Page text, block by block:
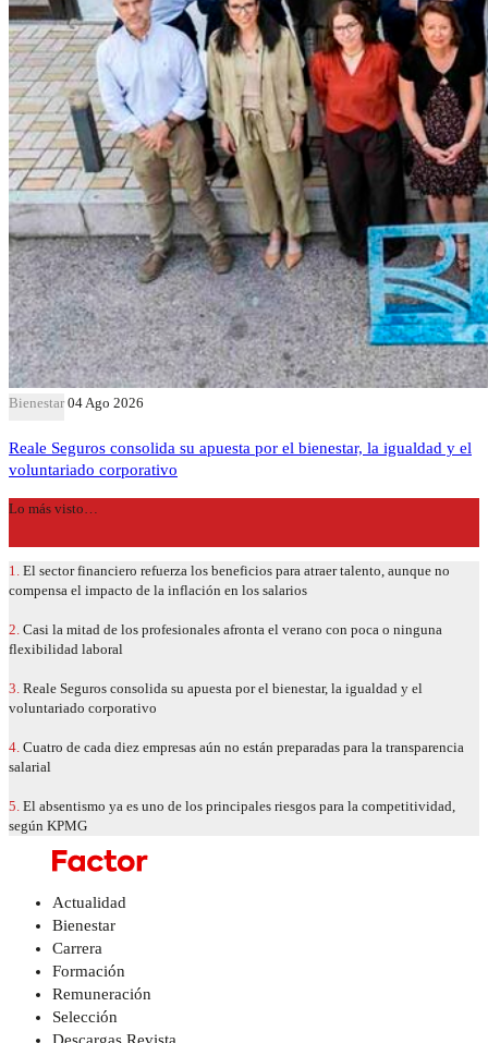
Bienestar 04 Ago 2026
Reale Seguros consolida su apuesta por el bienestar, la igualdad y el
voluntariado corporativo
Lo más visto…
1. El sector financiero refuerza los beneficios para atraer talento, aunque no
compensa el impacto de la inflación en los salarios
2. Casi la mitad de los profesionales afronta el verano con poca o ninguna
flexibilidad laboral
3. Reale Seguros consolida su apuesta por el bienestar, la igualdad y el
voluntariado corporativo
4. Cuatro de cada diez empresas aún no están preparadas para la transparencia
salarial
5. El absentismo ya es uno de los principales riesgos para la competitividad,
según KPMG
Actualidad
Bienestar
Carrera
Formación
Remuneración
Selección